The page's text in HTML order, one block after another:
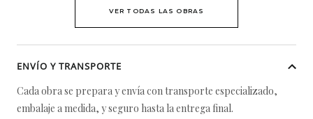
VER TODAS LAS OBRAS
ENVÍO Y TRANSPORTE
Cada obra se prepara y envía con transporte especializado,
embalaje a medida, y seguro hasta la entrega final.